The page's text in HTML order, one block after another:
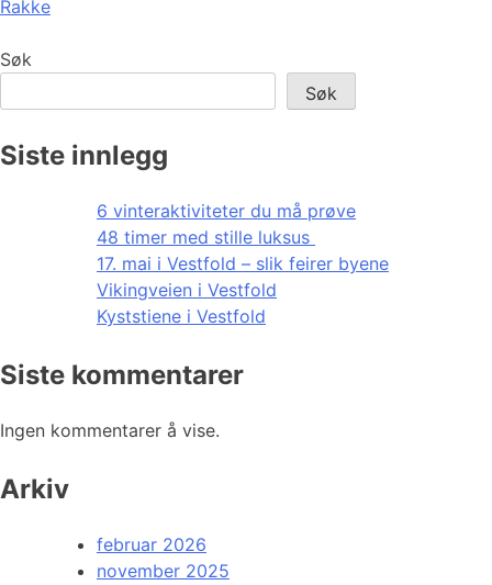
Rakke
Søk
Søk
Siste innlegg
6 vinteraktiviteter du må prøve
48 timer med stille luksus
17. mai i Vestfold – slik feirer byene
Vikingveien i Vestfold
Kyststiene i Vestfold
Siste kommentarer
Ingen kommentarer å vise.
Arkiv
februar 2026
november 2025